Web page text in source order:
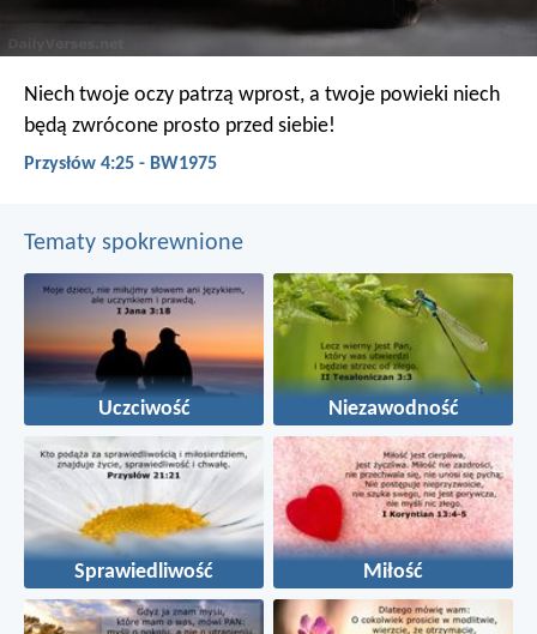
Niech twoje oczy patrzą wprost, a twoje powieki niech
będą zwrócone prosto przed siebie!
Przysłów 4:25 - BW1975
Tematy spokrewnione
Uczciwość Niezawodność
Sprawiedliwość Miłość